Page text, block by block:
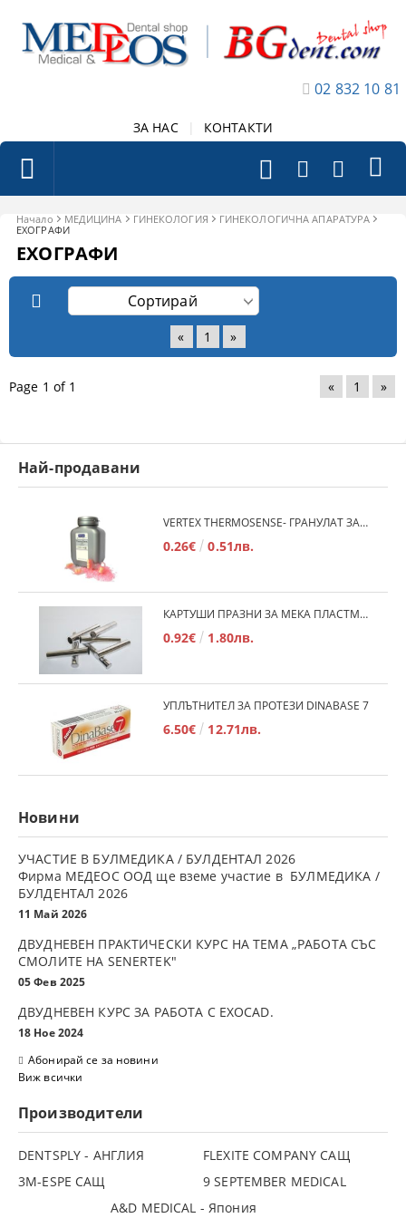
02 832 10 81
ЗА НАС КОНТАКТИ
Начало МЕДИЦИНА ГИНЕКОЛОГИЯ
ГИНЕКОЛОГИЧНА АПАРАТУРА
ЕХОГРАФИ
ЕХОГРАФИ
« 1 »
Page 1 of 1 « 1 »
Най-продавани
VERTEX THERMOSENSE- ГРАНУЛАТ ЗА МЕКИ ПРОТЕЗИ
0.26€ 0.51лв.
КАРТУШИ ПРАЗНИ ЗА МЕКА ПЛАСТМАСА
0.92€ 1.80лв.
УПЛЪТНИТЕЛ ЗА ПРОТЕЗИ DINABASE 7
6.50€ 12.71лв.
Новини
УЧАСТИЕ В БУЛМЕДИКА / БУЛДЕНТАЛ 2026
Фирма МЕДЕОС ООД ще вземе участие в БУЛМЕДИКА /
БУЛДЕНТАЛ 2026
11 Май 2026
ДВУДНЕВЕН ПРАКТИЧЕСКИ КУРС НА ТЕМА „РАБОТА СЪС
СМОЛИТЕ НА SENERTEK"
05 Фев 2025
ДВУДНЕВЕН КУРС ЗА РАБОТА С ЕXOCAD.
18 Ное 2024
Абонирай се за новини
Виж всички
Производители
DENTSPLY - АНГЛИЯ
FLEXITE COMPANY САЩ
3М-ESPE САЩ
9 SEPTEMBER MEDICAL
A&D MEDICAL - Япония